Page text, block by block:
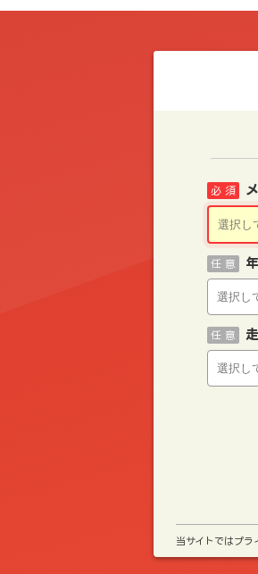
必 須
任 意
任 意
当サイトではプラ